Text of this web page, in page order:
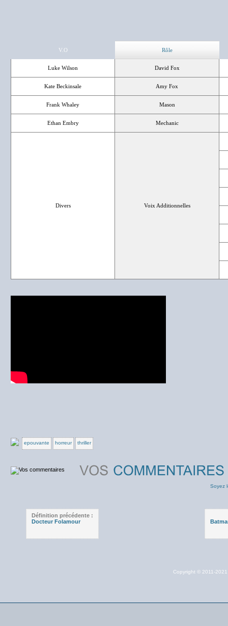
V.O Rôle
Luke Wilson David Fox
Kate Beckinsale Amy Fox
Frank Whaley Mason
Ethan Embry Mechanic
Divers Voix Additionnelles
epouvante horreur thriller
Soyez
Définition précédente :
Docteur Folamour
Copyright © 2011-